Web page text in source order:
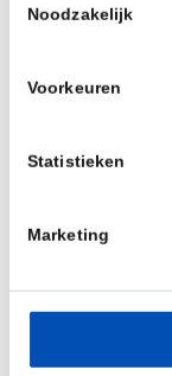
Noodzakelijk
Voorkeuren
Statistieken
Marketing
(NTS):
relevantie.
alle
benutten.
/